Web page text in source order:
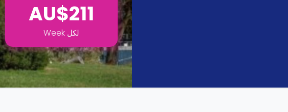
AU$211
لكل Week